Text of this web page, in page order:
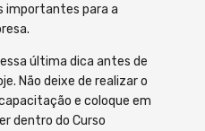
importantes para a
última dica antes de
Não deixe de realizar o
e coloque em
dentro do Curso